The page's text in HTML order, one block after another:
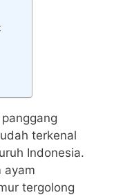
terkenal
Indonesia.
ayam
tergolong